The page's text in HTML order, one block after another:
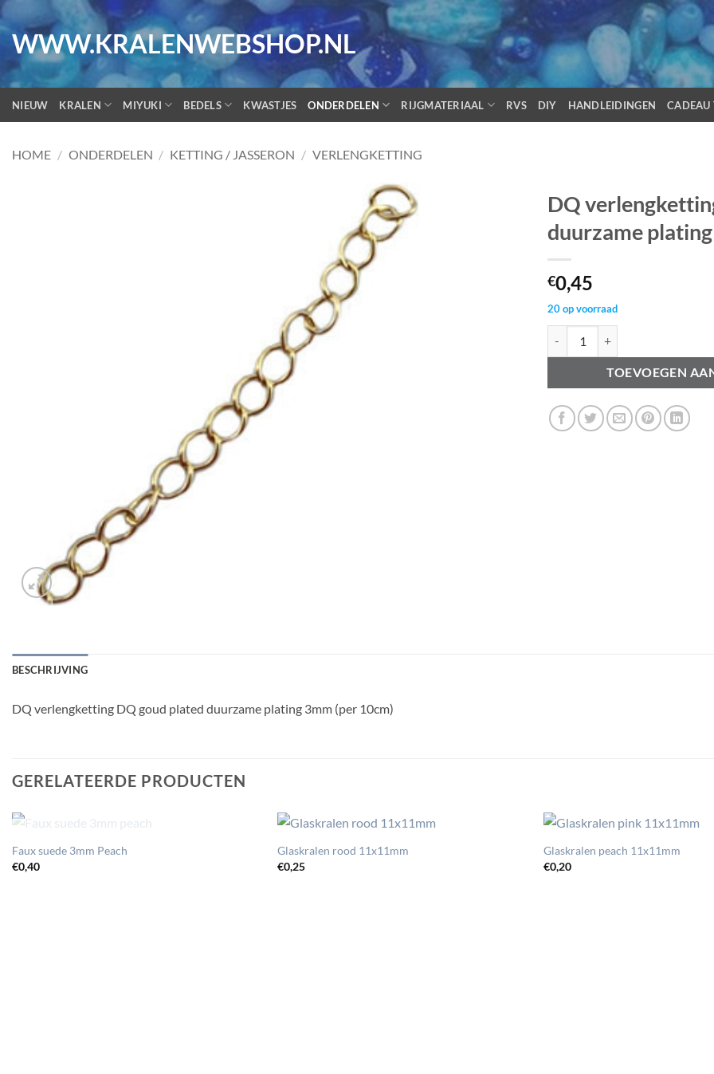
naar
inhoud
WWW.KRALENWEBSHOP.NL
NIEUW KRALEN MIYUKI BEDELS KWASTJES ONDERDELEN RIJGMATERIAAL RVS DIY HANDLEIDINGEN CADEAU
HOME / ONDERDELEN / KETTING / JASSERON / VERLENGKETTING
DQ
duurzame
€0,45
20 op voorraad
TOEVOEGEN
BESCHRIJVING
DQ verlengketting DQ goud plated duurzame plating 3mm (per 10cm)
GERELATEERDE PRODUCTEN
UITVERKOCHT
Faux suede 3mm Peach
€0,40
Glaskralen rood 11x11mm
€0,25
Glaskralen peach 11x11mm
€0,20